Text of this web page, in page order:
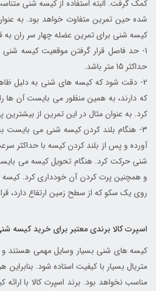
کمک گرفت. البته استفاده از کیسه شنی
شده حین تمرین متفاوت خواهد بود. به
کیسه شنی برای تمرین عضله چهار سر ران به
1- حد فاصل قرار گرفتن موقعیت کیسه
حداکثر 15 متر باشد.
2- دقت شود که کیسه های شنی به دلیل
که دارند، به همین منظور می بایست آن ها
کرد. به عنوان مثال در این تمرین از بیشترین
3- هنگام بلند کردن کیسه شنی می بایست
آورده و پس از بلند کردن کیسه با
شنی حرکت کرد. هنگام تحویل کیسه می
و همچنین پرت کردن آن خودداری کرد. کیسه
روی یک سکو که از سطح زمین ارتفاع دارد،
اسپرت کالا برندی معتبر برای خرید کیسه
کیسه های شنی بسیار وسایل مهمی هستند و
متریال بسیار با کیفیت استاده شود.